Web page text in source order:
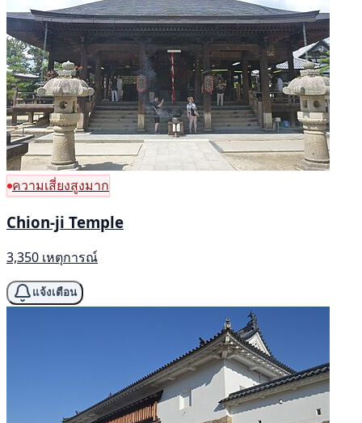
ความเสี่ยงสูงมาก
Chion-ji Temple
3,350 เหตุการณ์
แจ้งเตือน